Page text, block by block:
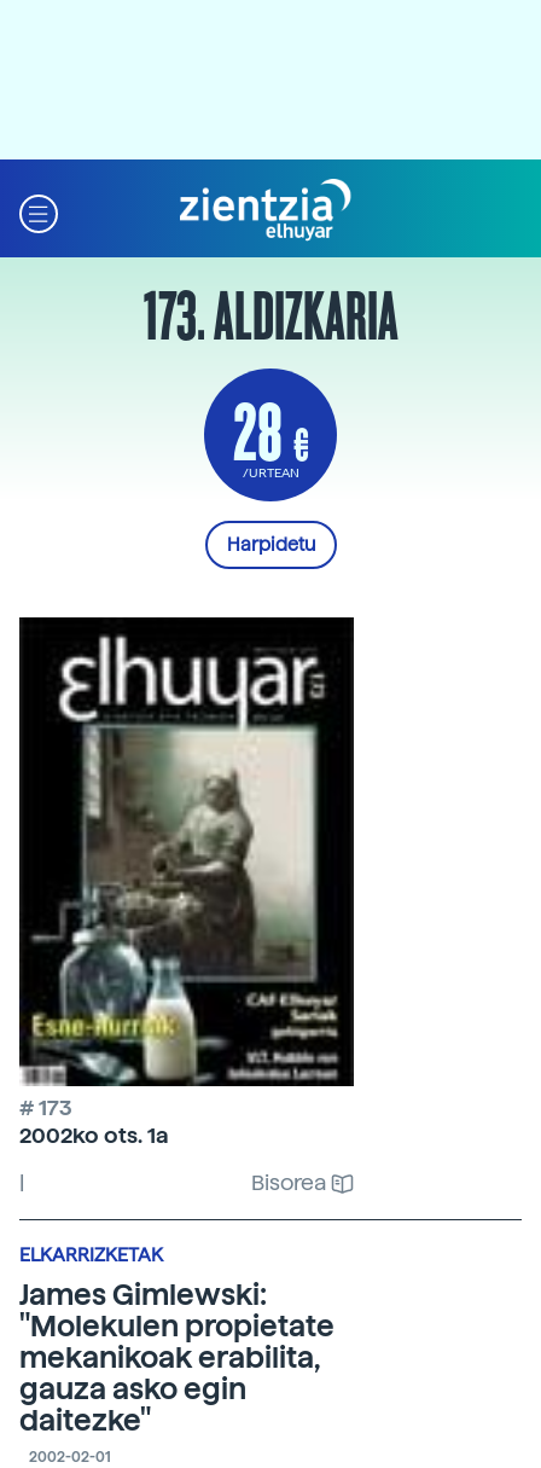
173. ALDIZKARIA
28 €
/URTEAN
Harpidetu
# 173
2002ko ots. 1a
|
Bisorea
ELKARRIZKETAK
James Gimlewski:
"Molekulen propietate
mekanikoak erabilita,
gauza asko egin
daitezke"
2002-02-01